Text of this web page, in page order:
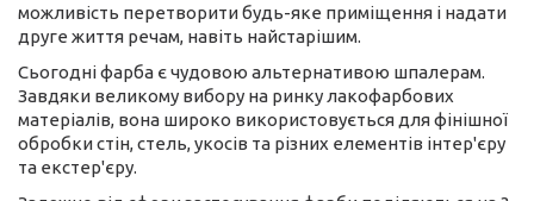
можливість перетворити будь-яке приміщення і надати
друге життя речам, навіть найстарішим.
Сьогодні фарба є чудовою альтернативою шпалерам.
Завдяки великому вибору на ринку лакофарбових
матеріалів, вона широко використовується для фінішної
обробки стін, стель, укосів та різних елементів інтер'єру
та екстер'єру.